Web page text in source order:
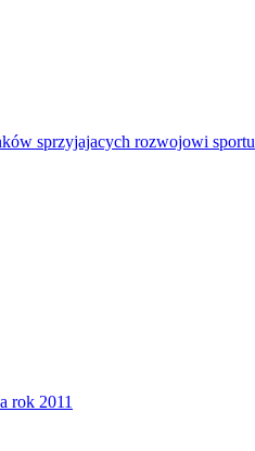
sprzyjajacych rozwojowi sportu
rok 2011